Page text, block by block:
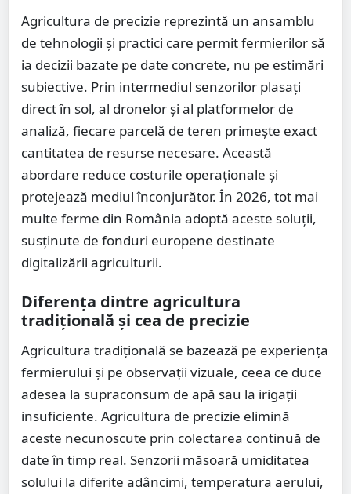
Agricultura de precizie reprezintă un ansamblu
de tehnologii și practici care permit fermierilor să
ia decizii bazate pe date concrete, nu pe estimări
subiective. Prin intermediul senzorilor plasați
direct în sol, al dronelor și al platformelor de
analiză, fiecare parcelă de teren primește exact
cantitatea de resurse necesare. Această
abordare reduce costurile operaționale și
protejează mediul înconjurător. În 2026, tot mai
multe ferme din România adoptă aceste soluții,
susținute de fonduri europene destinate
digitalizării agriculturii.
Diferența dintre agricultura
tradițională și cea de precizie
Agricultura tradițională se bazează pe experiența
fermierului și pe observații vizuale, ceea ce duce
adesea la supraconsum de apă sau la irigații
insuficiente. Agricultura de precizie elimină
aceste necunoscute prin colectarea continuă de
date în timp real. Senzorii măsoară umiditatea
solului la diferite adâncimi, temperatura aerului,